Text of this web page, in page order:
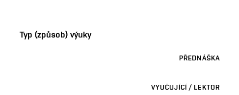
Typ (způsob) výuky
PŘEDNÁŠKA
VYUČUJÍCÍ / LEKTOR